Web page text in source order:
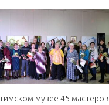
музее 45 мастеров